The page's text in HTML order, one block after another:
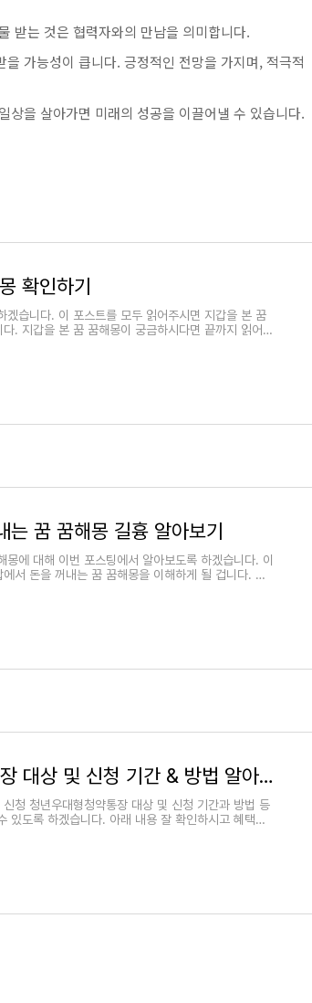
받는 것은 협력자와의 만남을 의미합니다.
가능성이 큽니다. 긍정적인 전망을 가지며, 적극적
상을 살아가면 미래의 성공을 이끌어낼 수 있습니다.
확인하기
겠습니다. 이 포스트를 모두 읽어주시면 지갑을 본 꿈
. 지갑을 본 꿈 꿈해몽이 궁금하시다면 끝까지 읽어주
는 꿈 꿈해몽 길흉 알아보기
몽에 대해 이번 포스팅에서 알아보도록 하겠습니다. 이
서 돈을 꺼내는 꿈 꿈해몽을 이해하게 될 겁니다. 지
청년우대형청약통장 대상 및 신청 기간 & 방법 알아보기
청 청년우대형청약통장 대상 및 신청 기간과 방법 등
있도록 하겠습니다. 아래 내용 잘 확인하시고 혜택을